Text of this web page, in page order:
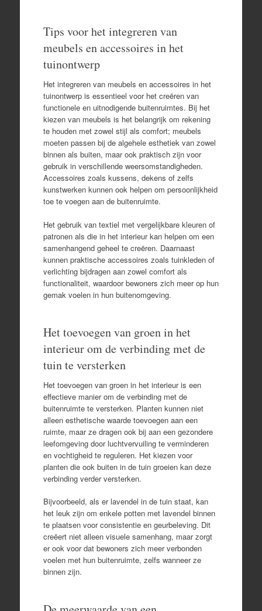
Tips voor het integreren van
meubels en accessoires in het
tuinontwerp
Het integreren van meubels en accessoires in het
tuinontwerp is essentieel voor het creëren van
functionele en uitnodigende buitenruimtes. Bij het
kiezen van meubels is het belangrijk om rekening
te houden met zowel stijl als comfort; meubels
moeten passen bij de algehele esthetiek van zowel
binnen als buiten, maar ook praktisch zijn voor
gebruik in verschillende weersomstandigheden.
Accessoires zoals kussens, dekens of zelfs
kunstwerken kunnen ook helpen om persoonlijkheid
toe te voegen aan de buitenruimte.
Het gebruik van textiel met vergelijkbare kleuren of
patronen als die in het interieur kan helpen om een
samenhangend geheel te creëren. Daarnaast
kunnen praktische accessoires zoals tuinkleden of
verlichting bijdragen aan zowel comfort als
functionaliteit, waardoor bewoners zich meer op hun
gemak voelen in hun buitenomgeving.
Het toevoegen van groen in het
interieur om de verbinding met de
tuin te versterken
Het toevoegen van groen in het interieur is een
effectieve manier om de verbinding met de
buitenruimte te versterken. Planten kunnen niet
alleen esthetische waarde toevoegen aan een
ruimte, maar ze dragen ook bij aan een gezondere
leefomgeving door luchtvervuiling te verminderen
en vochtigheid te reguleren. Het kiezen voor
planten die ook buiten in de tuin groeien kan deze
verbinding verder versterken.
Bijvoorbeeld, als er lavendel in de tuin staat, kan
het leuk zijn om enkele potten met lavendel binnen
te plaatsen voor consistentie en geurbeleving. Dit
creëert niet alleen visuele samenhang, maar zorgt
er ook voor dat bewoners zich meer verbonden
voelen met hun buitenruimte, zelfs wanneer ze
binnen zijn.